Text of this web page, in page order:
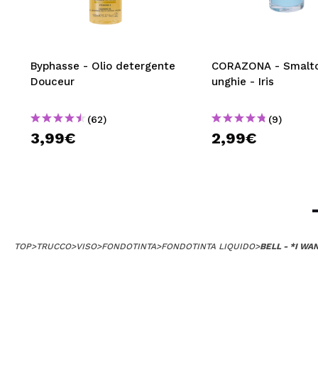
Byphasse - Olio detergente
Douceur
(62)
3,99€
CORAZONA -
unghie - Iris
(9)
2,99€
TOP>TRUCCO>VISO>FONDOTINTA>FONDOTINTA LIQUIDO>BELL - *I